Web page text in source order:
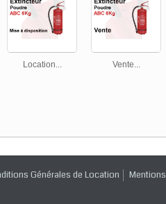
Location... Vente...
Générales de Location